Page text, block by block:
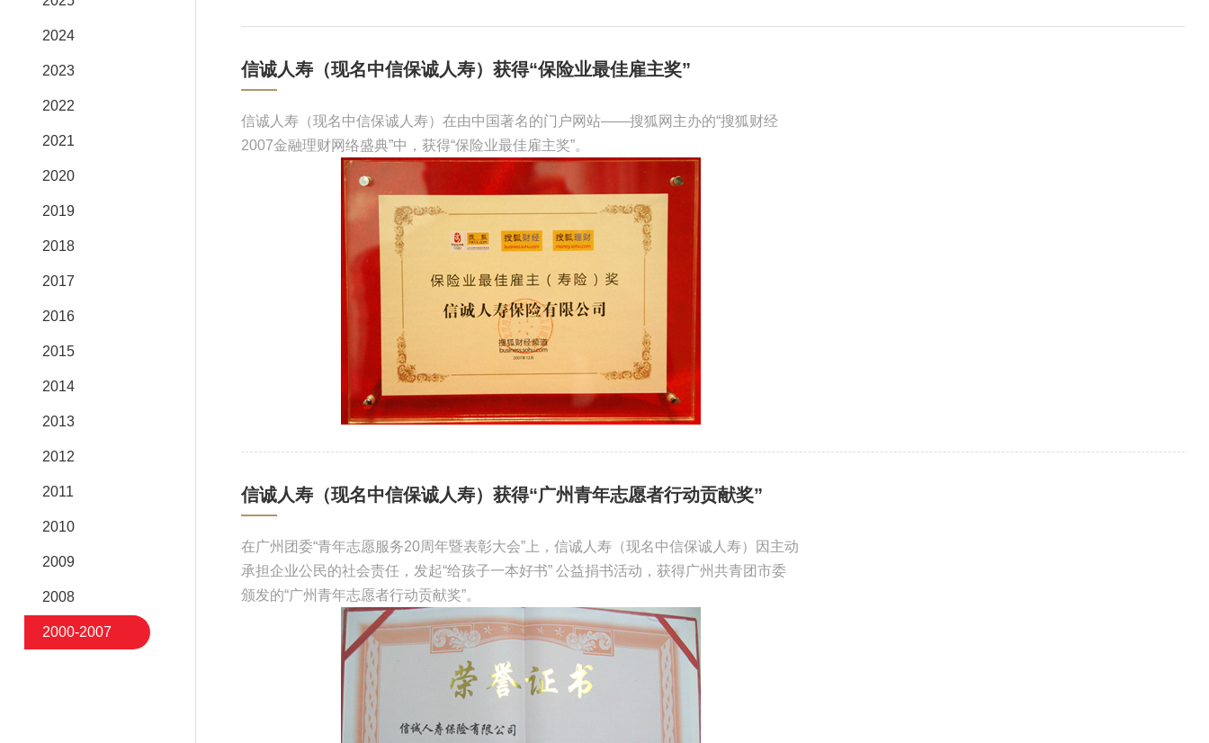
2024
2023
2022
2021
2020
2019
2018
2017
2016
2015
2014
2013
2012
2011
2010
2009
2008
2000-2007
信诚人寿（现名中信保诚人寿）获得“保险业最佳雇主奖”
信诚人寿（现名中信保诚人寿）在由中国著名的门户网站——搜狐网主办的“搜狐财经
2007金融理财网络盛典”中，获得“保险业最佳雇主奖”。
信诚人寿（现名中信保诚人寿）获得“广州青年志愿者行动贡献奖”
在广州团委“青年志愿服务20周年暨表彰大会”上，信诚人寿（现名中信保诚人寿）因主动
承担企业公民的社会责任，发起“给孩子一本好书” 公益捐书活动，获得广州共青团市委
颁发的“广州青年志愿者行动贡献奖”。